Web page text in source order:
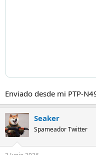
Enviado desde mi PTP-
Seaker
Spameador Twitter